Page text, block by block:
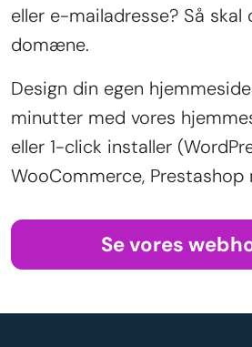
eller e-mailadresse? Så
domæne.
Design din egen
minutter med vores
eller 1-click installer
WooCommerce, Prestashop
Se vores